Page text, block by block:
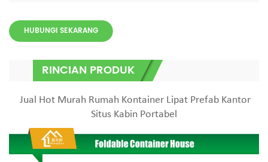
HUBUNGI SEKARANG
RINCIAN PRODUK
Jual Hot Murah Rumah Kontainer Lipat Prefab Kantor
Situs Kabin Portabel